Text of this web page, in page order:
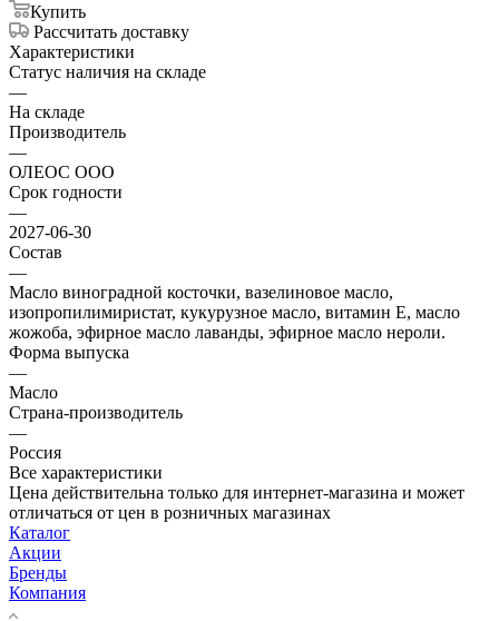
Купить
Рассчитать доставку
Характеристики
Статус наличия на складе
—
На складе
Производитель
—
ОЛЕОС ООО
Срок годности
—
2027-06-30
Состав
—
Масло виноградной косточки, вазелиновое масло,
изопропилимиристат, кукурузное масло, витамин Е, масло
жожоба, эфирное масло лаванды, эфирное масло нероли.
Форма выпуска
—
Масло
Страна-производитель
—
Россия
Все характеристики
Цена действительна только для интернет-магазина и может
отличаться от цен в розничных магазинах
Каталог
Акции
Бренды
Компания